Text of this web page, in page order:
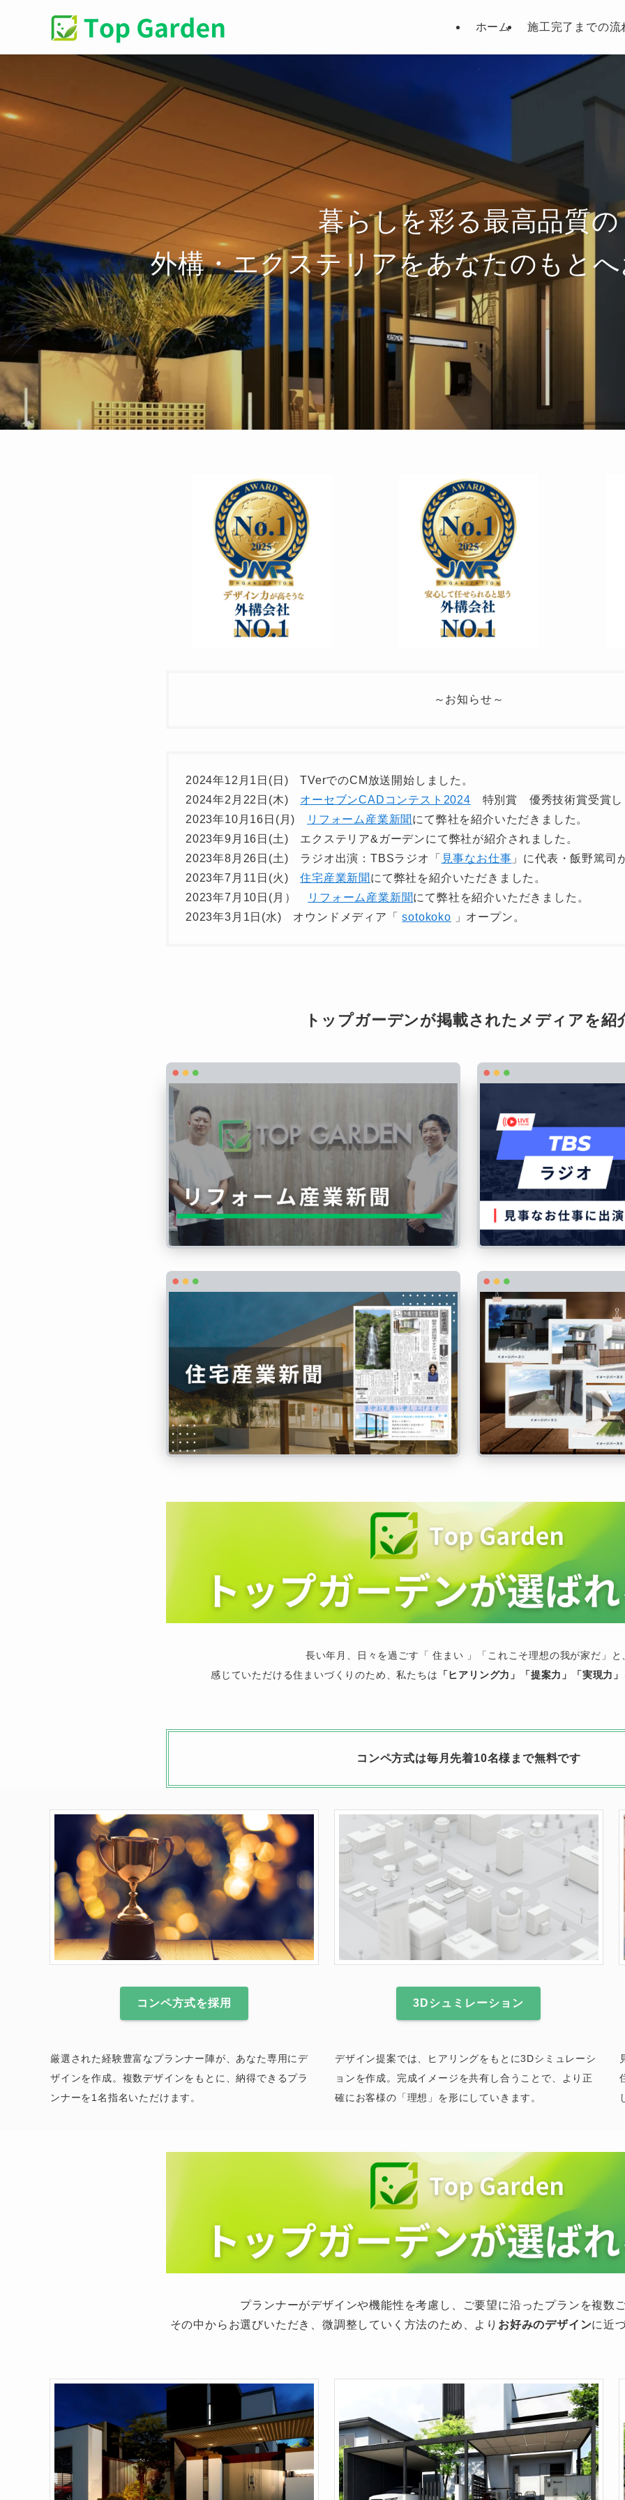
ホーム 施工完了までの流
暮らしを彩る最高品質の
外構・エクステリアをあなたのもと
～お知らせ～
2024年12月1日(日) TVerでのCM放送開始しました。
2024年2月22日(木) オーセブンCADコンテスト2024 特別賞 優秀技術賞受賞し
2023年10月16日(月)
リフォーム産業新聞 にて弊社を紹介いただきました。
2023年9月16日(土) エクステリア&ガーデンにて弊社が紹介されました。
2023年8月26日(土) ラジオ出演：TBSラジオ「 見事なお仕事 」に代表・飯野篤司
2023年7月11日(火)住宅産業新聞 にて弊社を紹介いただきました。
2023年7月10日(月）
リフォーム産業新聞にて弊社を紹介いただきました。
2023年3月1日(水) オウンドメディア「sotokoko 」オープン。
トップガーデンが掲載されたメディアを紹
長い年月、日々を過ごす「 住まい 」「これこそ理想の我が家だ」と
感じていただける住まいづくりのため、私たちは 「ヒアリング力」「提案力」「実現力」
コンペ方式は毎月先着10名様まで無料です
コンペ方式を採用 3Dシュミレーション
厳選された経験豊富なプランナー陣が、あなた専用にデ
ザインを作成。複数デザインをもとに、納得できるプラ
ンナーを1名指名いただけます。
デザイン提案では、ヒアリングをもとに3Dシミュレーシ
ョンを作成。完成イメージを共有し合うことで、より正
確にお客様の「理想」を形にしていきます。
プランナーがデザインや機能性を考慮し、ご要望に沿ったプランを複数
その中からお選びいただき、微調整していく方法のため、より お好みのデザインに近